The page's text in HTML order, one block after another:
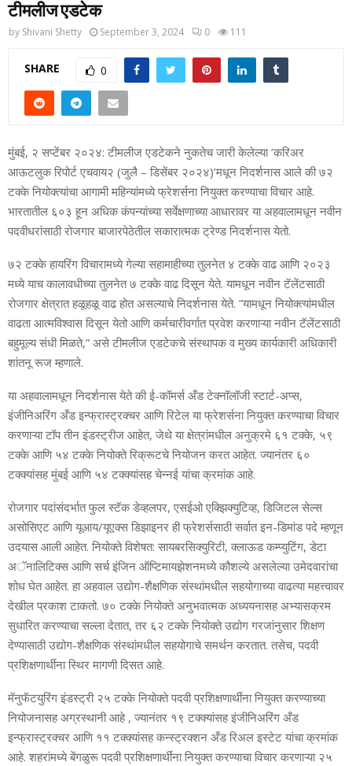
टीमलीज एडटेक
by Shivani Shetty September 3, 2024 0 111
SHARE 0
मुंबई, २ सप्टेंबर २०२४: टीमलीज एडटेकने नुकतेच जारी केलेल्‍या ‘करिअर
आऊटलुक रिपोर्ट एचवाय२ (जुलै – डिसेंबर २०२४)’मधून निदर्शनास आले की ७२
टक्‍के नियोक्‍त्यांचा आगामी महिन्‍यांमध्‍ये फ्रेशर्सना नियुक्‍त करण्‍याचा विचार आहे.
भारतातील ६०३ हून अधिक कंपन्‍यांच्‍या सर्वेक्षणाच्‍या आधारावर या अहवालामधून नवीन
पदवीधरांसाठी रोजगार बाजारपेठेतील सकारात्‍मक ट्रेण्‍ड निदर्शनास येतो.
७२ टक्‍के हायरिंग विचारामध्‍ये गेल्‍या सहामाहीच्‍या तुलनेत ४ टक्‍के वाढ आणि २०२३
मध्‍ये याच कालावधीच्‍या तुलनेत ७ टक्‍के वाढ दिसून येते. यामधून नवीन टॅलेंटसाठी
रोजगार क्षेत्रात हळूहळू वाढ होत असल्‍याचे निदर्शनास येते. ”यामधून नियोक्‍त्‍यांमधील
वाढता आत्‍मविश्‍वास दिसून येतो आणि कर्मचारीवर्गात प्रवेश करणाऱ्या नवीन टॅलेंटसाठी
बहुमूल्‍य संधी मिळते,” असे टीमलीज एडटेकचे संस्‍थापक व मुख्‍य कार्यकारी अधिकारी
शांतनू रूज म्‍हणाले.
या अहवालामधून निदर्शनास येते की ई-कॉमर्स अँड टेक्‍नॉलॉजी स्‍टार्ट-अप्‍स,
इंजीनिअरिंग अँड इन्‍फ्रास्‍ट्रक्‍चर आणि रिटेल या फ्रेशर्सना नियुक्‍त करण्‍याचा विचार
करणाऱ्या टॉप तीन इंडस्‍ट्रीज आहेत, जेथे या क्षेत्रांमधील अनुक्रमे ६१ टक्‍के, ५९
टक्‍के आणि ५४ टक्‍के नियोक्‍ते रिक्रूटचे नियोजन करत आहेत. ज्‍यानंतर ६०
टक्‍क्‍यांसह मुंबई आणि ५४ टक्‍क्‍यांसह चेन्‍नई यांचा क्रमांक आहे.
रोजगार पदांसंदर्भात फुल स्‍टॅक डेव्‍हलपर, एसईओ एक्झिक्‍युटिव्‍ह, डिजिटल सेल्‍स
असोसिएट आणि यूआय/यूएक्‍स डिझाइनर ही फ्रेशर्ससाठी सर्वात इन-डिमांड पदे म्‍हणून
उदयास आली आहेत. नियोक्‍ते विशेषत: सायबरसिक्‍युरिटी, क्‍लाऊड कम्‍प्‍युटिंग, डेटा
अॅनालिटिक्‍स आणि सर्च इंजिन ऑप्टिमायझेशनमध्‍ये कौशल्‍ये असलेल्‍या उमेदवारांचा
शोध घेत आहेत. हा अहवाल उद्योग-शैक्षणिक संस्‍थांमधील सहयोगाच्‍या वाढत्‍या महत्त्वावर
देखील प्रकाश टाकतो. ७० टक्‍के नियोक्‍ते अनुभवात्‍मक अध्‍ययनासह अभ्‍यासक्रम
सुधारित करण्‍याचा सल्‍ला देतात, तर ६२ टक्‍के नियोक्‍ते उद्योग गरजांनुसार शिक्षण
देण्‍यासाठी उद्योग-शैक्षणिक संस्‍थांमधील सहयोगाचे समर्थन करतात. तसेच, पदवी
प्रशिक्षणार्थीना स्थिर मागणी दिसत आहे.
मॅनुफॅटयुरिंग इंडस्ट्री २५ टक्‍के नियोक्ते पदवी प्रशिक्षणार्थीना नियुक्त करण्याच्या
नियोजनासह अग्रस्थानी आहे , ज्‍यानंतर १९ टक्‍क्‍यांसह इंजीनिअरिंग अँड
इन्‍फ्रास्‍ट्रक्‍चर आणि ११ टक्‍क्‍यांसह कन्‍स्‍ट्रक्‍शन अँड रिअल इस्‍टेट यांचा क्रमांक
आहे. शहरांमध्‍ये बेंगळुरू पदवी प्रशिक्षणार्थींना नियुक्‍त करण्‍याचा विचार करणाऱ्या २५